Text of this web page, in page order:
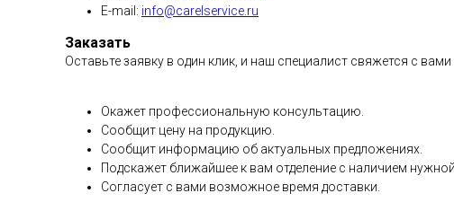
E-mail: info@carelservice.ru
Заказать
Оставьте заявку в один клик, и наш специалист свяжется с
Окажет профессиональную консультацию.
Сообщит цену на продукцию.
Сообщит информацию об актуальных предложениях.
Подскажет ближайшее к вам отделение с наличием
Согласует с вами возможное время доставки.